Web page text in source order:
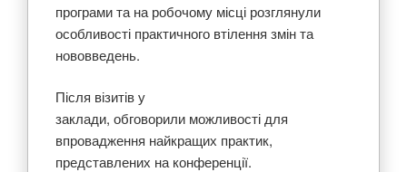
програми та на робочому місці розглянули
особливості практичного втілення змін та
нововведень.
Після візитів у
заклади, обговорили можливості для
впровадження найкращих практик,
представлених на конференції.